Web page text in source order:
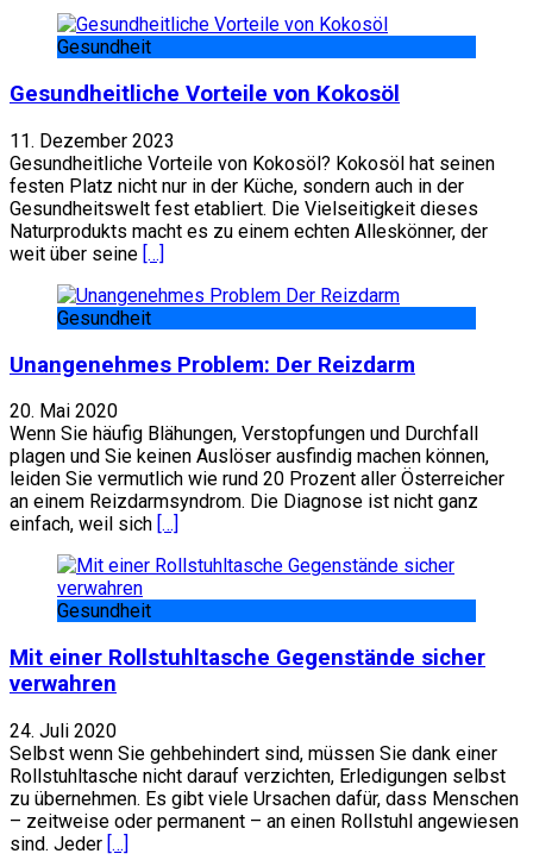
Gesundheit
Gesundheitliche Vorteile von Kokosöl
11. Dezember 2023
Gesundheitliche Vorteile von Kokosöl? Kokosöl hat seinen
festen Platz nicht nur in der Küche, sondern auch in der
Gesundheitswelt fest etabliert. Die Vielseitigkeit dieses
Naturprodukts macht es zu einem echten Alleskönner, der
weit über seine […]
Gesundheit
Unangenehmes Problem: Der Reizdarm
20. Mai 2020
Wenn Sie häufig Blähungen, Verstopfungen und Durchfall
plagen und Sie keinen Auslöser ausfindig machen können,
leiden Sie vermutlich wie rund 20 Prozent aller Österreicher
an einem Reizdarmsyndrom. Die Diagnose ist nicht ganz
einfach, weil sich […]
Gesundheit
Mit einer Rollstuhltasche Gegenstände sicher
verwahren
24. Juli 2020
Selbst wenn Sie gehbehindert sind, müssen Sie dank einer
Rollstuhltasche nicht darauf verzichten, Erledigungen selbst
zu übernehmen. Es gibt viele Ursachen dafür, dass Menschen
– zeitweise oder permanent – an einen Rollstuhl angewiesen
sind. Jeder […]